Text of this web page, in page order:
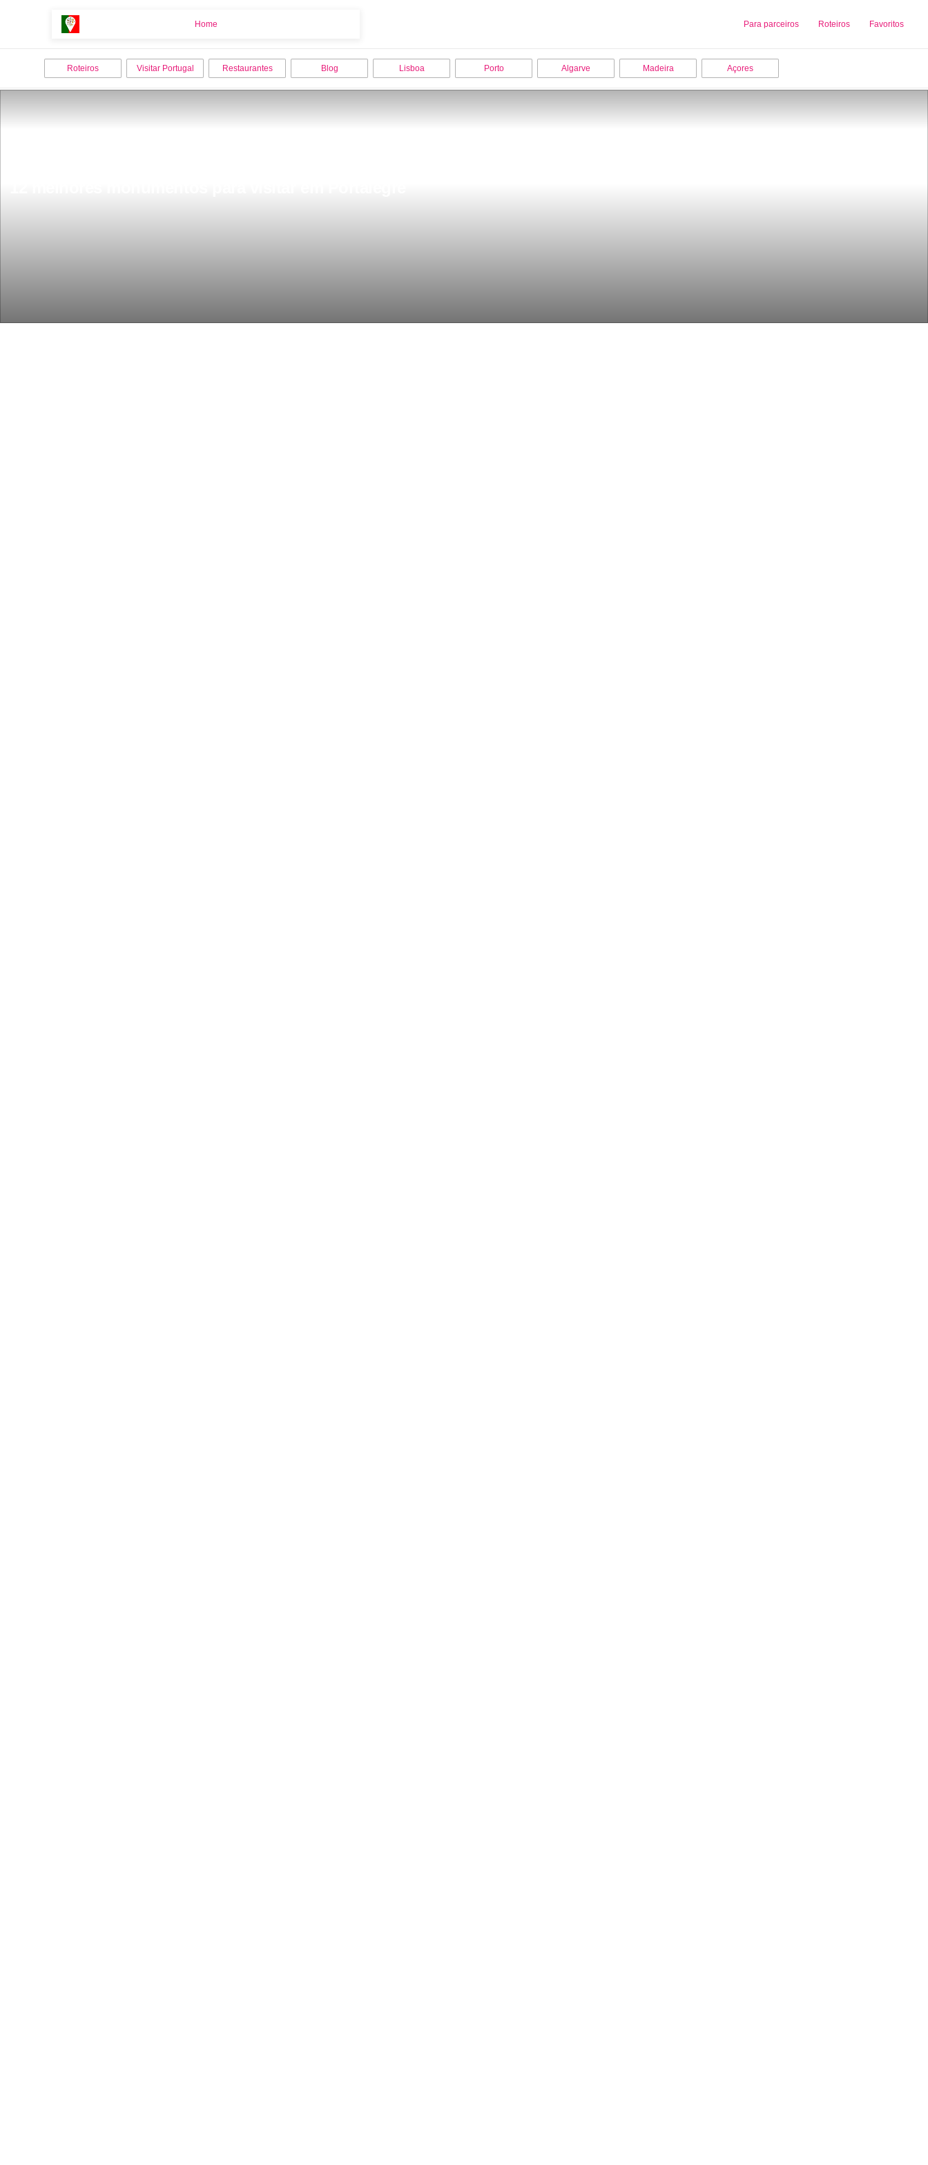
Home Para parceiros Roteiros Favoritos
Sobre nós Adicionar uma Empresa
Roteiros Visitar Portugal Restaurantes Blog Lisboa Porto Algarve Madeira Açores